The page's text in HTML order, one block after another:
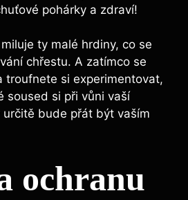
pohárky a zdraví!
ty malé hrdiny, co se
chřestu. A zatímco se
troufnete si experimentovat,
soused si při vůni vaší
bude přát být vaším
ochranu